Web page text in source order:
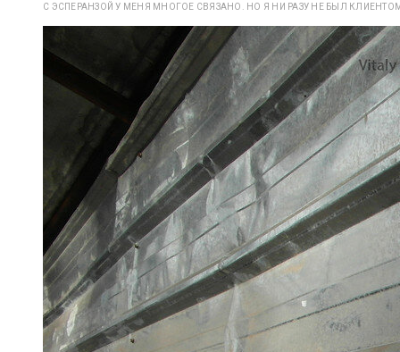
С ЭСПЕРАНЗОЙ У МЕНЯ МНОГОЕ СВЯЗАНО. НО Я НИ РАЗУ НЕ БЫЛ